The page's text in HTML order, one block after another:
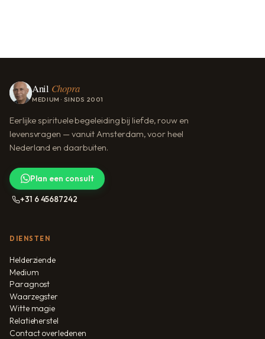
Anil Chopra
MEDIUM · SINDS 2001
Eerlijke spirituele begeleiding bij liefde, rouw en
levensvragen — vanuit Amsterdam, voor heel
Nederland en daarbuiten.
Plan een consult
+31 6 45687242
DIENSTEN
Helderziende
Medium
Paragnost
Waarzegster
Witte magie
Relatieherstel
Contact overledenen